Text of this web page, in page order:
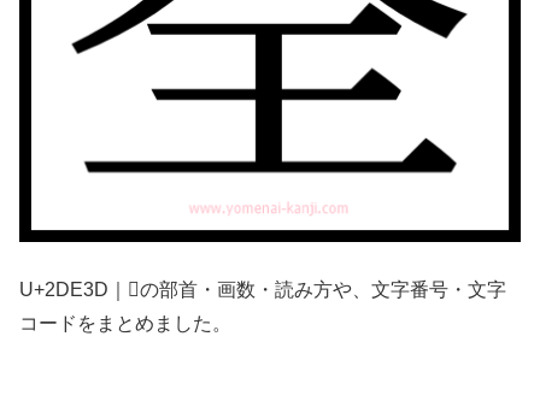
U+2DE3D｜𭸽の部首・画数・読み方や、文字番号・文字
コードをまとめました。